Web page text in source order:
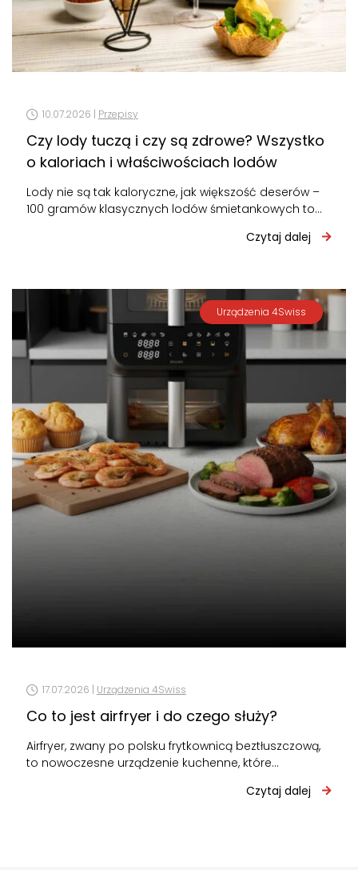
10.07.2026 | Przepisy
Czy lody tuczą i czy są zdrowe? Wszystko
o kaloriach i właściwościach lodów
Lody nie są tak kaloryczne, jak większość deserów –
100 gramów klasycznych lodów śmietankowych to
Czytaj dalej
Urządzenia 4Swiss
17.07.2026 | Urządzenia 4Swiss
Co to jest airfryer i do czego służy?
Airfryer, zwany po polsku frytkownicą beztłuszczową,
to nowoczesne urządzenie kuchenne, które
cyrkulującego gorącego powietrza zamiast…
Czytaj dalej